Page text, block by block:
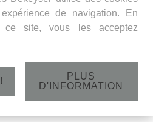
de navigation. En
ce site, vous les acceptez
PLUS
D'INFORMATION